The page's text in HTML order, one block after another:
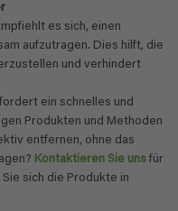
es sich, einen
aufzutragen. Dies hilft, die
und verhindert
ein schnelles und
Produkten und Methoden
entfernen, ohne das
Kontaktieren Sie unsfür
sich die Produkte in